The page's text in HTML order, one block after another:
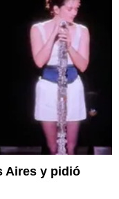
Aires y pidió